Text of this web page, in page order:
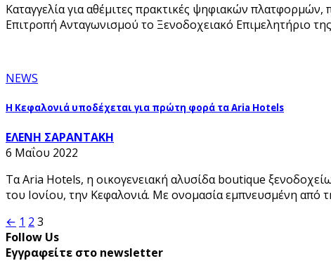
Καταγγελία για αθέμιτες πρακτικές ψηφιακών
Επιτροπή Ανταγωνισμού το Ξενοδοχειακό Επιμελητήριο
NEWS
Η Κεφαλονιά υποδέχεται για πρώτη φορά τα Aria Hotels
ΕΛΕΝΗ ΣΑΡΑΝΤΑΚΗ
6 Μαΐου 2022
Τα Aria Hotels, η οικογενειακή αλυσίδα boutique
του Ιονίου, την Κεφαλονιά. Με ονομασία εμπνευσμένη από
Σελιδοποίηση
άρθρων
← 1 2 3
Follow Us
Εγγραφείτε στο newsletter